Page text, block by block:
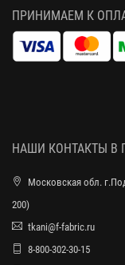
ПРИНИМАЕМ К
НАШИ КОНТАКТЫ В
Московская обл.
200)
tkani@f-fabric.ru
8-800-302-30-15